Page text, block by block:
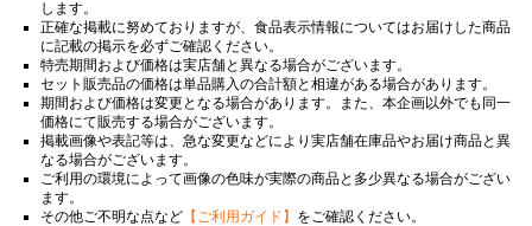
します。
正確な掲載に努めておりますが、食品表示情報についてはお届けした商品
に記載の掲示を必ずご確認ください。
特売期間および価格は実店舗と異なる場合がございます。
セット販売品の価格は単品購入の合計額と相違がある場合があります。
期間および価格は変更となる場合があります。また、本企画以外でも同一
価格にて販売する場合がございます。
掲載画像や表記等は、急な変更などにより実店舗在庫品やお届け商品と異
なる場合がございます。
ご利用の環境によって画像の色味が実際の商品と多少異なる場合がござい
ます。
その他ご不明な点など 【ご利用ガイド】 をご確認ください。